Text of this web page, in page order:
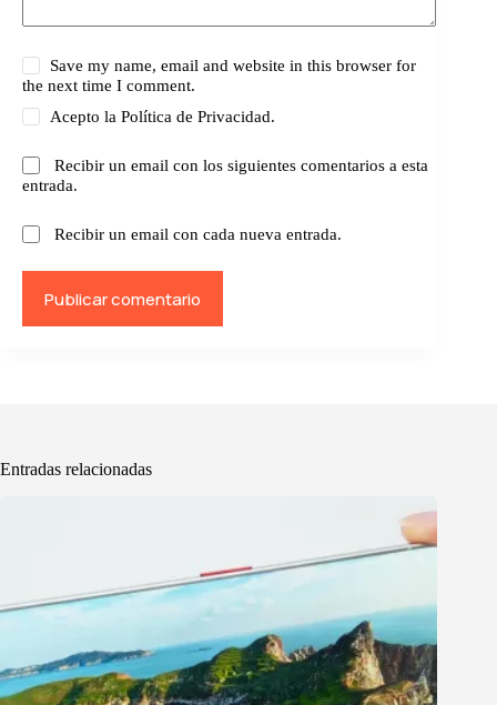
Save my name, email and website in this browser for
the next time I comment.
Acepto laPolítica de Privacidad.
Recibir un email con los siguientes comentarios a esta
entrada.
Recibir un email con cada nueva entrada.
Publicar comentario
Entradas relacionadas